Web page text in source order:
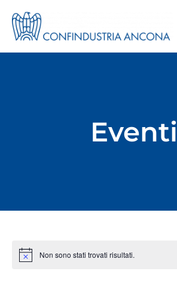
Eventi
Notice Non sono stati trovati risultati.